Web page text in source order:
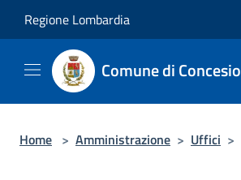
Regione Lombardia
Comune di Concesio
Home > Amministrazione > Uffici >